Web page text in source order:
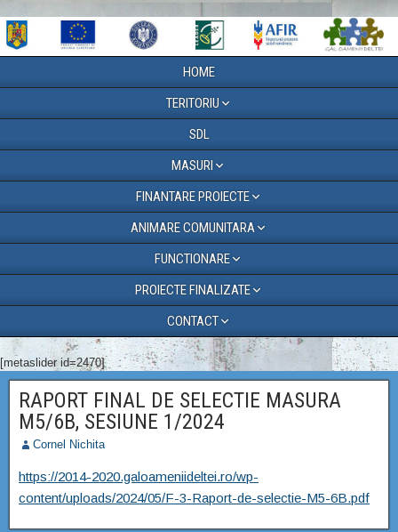
HOME
TERITORIU
SDL
MASURI
FINANTARE PROIECTE
ANIMARE COMUNITARA
FUNCTIONARE
PROIECTE FINALIZATE
CONTACT
[metaslider id=2470]
RAPORT FINAL DE SELECTIE MASURA
M5/6B, SESIUNE 1/2024
Cornel Nichita
https://2014-2020.galoameniideltei.ro/wp-
content/uploads/2024/05/F-3-Raport-de-selectie-M5-6B.pdf